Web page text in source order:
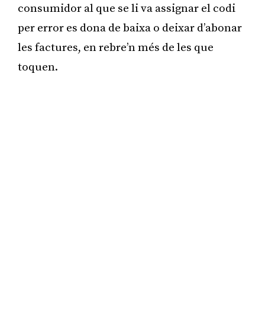
consumidor al que se li va assignar el codi
per error es dona de baixa o deixar d’abonar
les factures, en rebre’n més de les que
toquen.